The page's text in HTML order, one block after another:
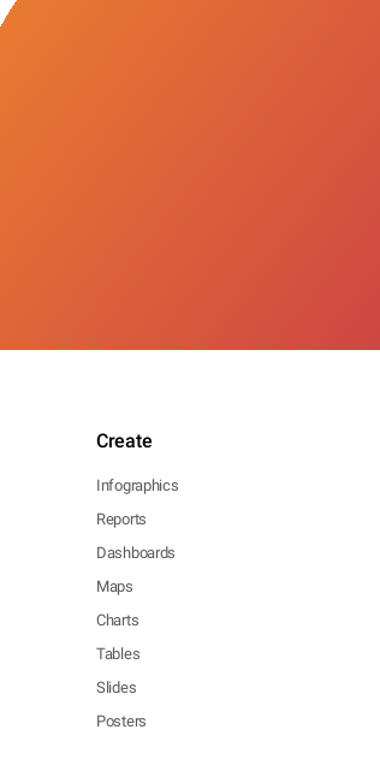
Create
Infographics
Reports
Dashboards
Maps
Charts
Tables
Slides
Posters